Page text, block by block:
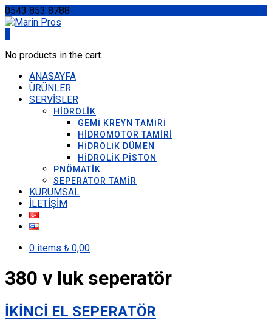
0543 853 8788
No products in the cart.
ANASAYFA
ÜRÜNLER
SERVİSLER
HİDROLİK
GEMİ KREYN TAMİRİ
HİDROMOTOR TAMİRİ
HİDROLİK DÜMEN
HİDROLİK PİSTON
PNÖMATİK
SEPERATOR TAMİR
KURUMSAL
İLETİŞİM
0 items ₺ 0,00
380 v luk seperatör
İKİNCİ EL SEPERATÖR